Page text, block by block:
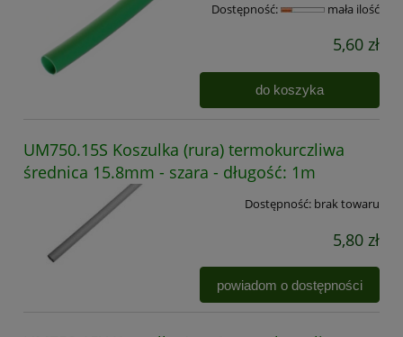
Dostępność: mała ilość
5,60 zł
do koszyka
UM750.15S Koszulka (rura) termokurczliwa
średnica 15.8mm - szara - długość: 1m
Dostępność: brak towaru
5,80 zł
powiadom o dostępności